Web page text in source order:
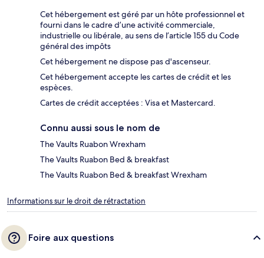
Cet hébergement est géré par un hôte professionnel et
fourni dans le cadre d’une activité commerciale,
industrielle ou libérale, au sens de l’article 155 du Code
général des impôts
Cet hébergement ne dispose pas d'ascenseur.
Cet hébergement accepte les cartes de crédit et les
espèces.
Cartes de crédit acceptées : Visa et Mastercard.
Connu aussi sous le nom de
The Vaults Ruabon Wrexham
The Vaults Ruabon Bed & breakfast
The Vaults Ruabon Bed & breakfast Wrexham
Informations sur le droit de rétractation
Foire aux questions